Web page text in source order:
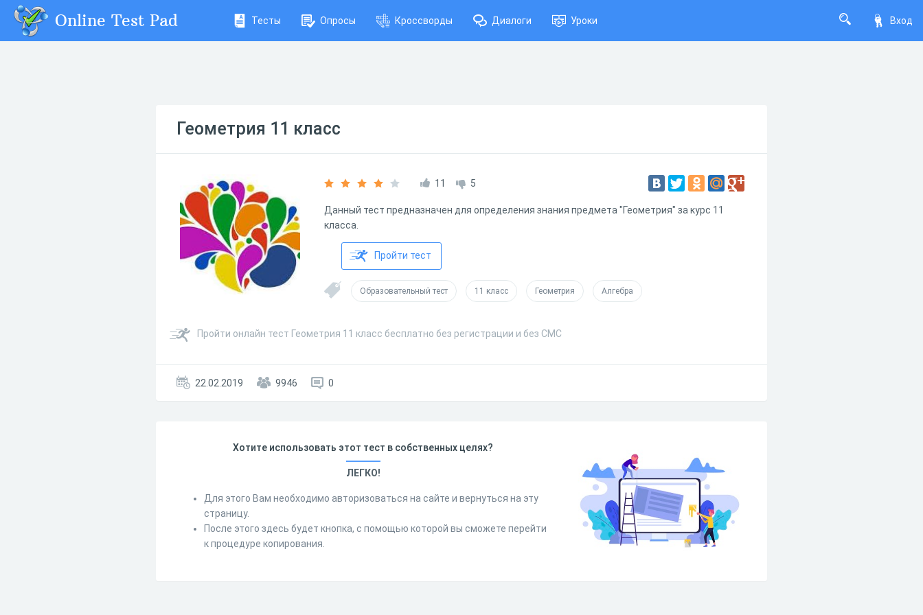
Вход
Online Test Pad Тесты Опросы Кроссворды Диалоги Уроки
Геометрия 11 класс
11 5
Данный тест предназначен для определения знания предмета "Геометрия" за курс 11
класса.
Пройти тест
Образовательный тест 11 класс Геометрия Алгебра
Пройти онлайн тест Геометрия 11 класс бесплатно без регистрации и без СМС
22.02.2019 9946 0
Хотите использовать этот тест в собственных целях?
ЛЕГКО!
Для этого Вам необходимо авторизоваться на сайте и вернуться на эту
страницу.
После этого здесь будет кнопка, с помощью которой вы сможете перейти
к процедуре копирования.